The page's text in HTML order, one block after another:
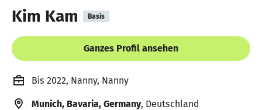
Kim Kam Basis
Ganzes Profil ansehen
Bis 2022, Nanny, Nanny
Munich, Bavaria, Germany, Deutschland